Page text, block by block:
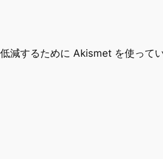
減するために Akismet を使ってい